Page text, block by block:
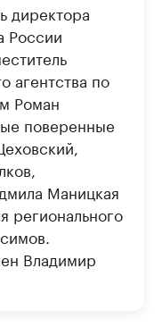
директора
России
агентства по
Роман
поверенные
Маницкая
регионального
Владимир